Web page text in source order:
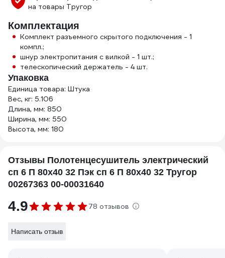
на товары Тругор
Комплектация
Комплект разъемного скрытого подключения - 1
компл.;
шнур электропитания с вилкой - 1 шт.;
телескопический держатель - 4 шт.
Упаковка
Единица товара: Штука
Вес, кг: 5.106
Длина, мм: 850
Ширина, мм: 550
Высота, мм: 180
Отзывы Полотенцесушитель электрический
сп 6 П 80х40 32 Пэк сп 6 П 80х40 32 Тругор
00267363 00-00031640
4.9 78 отзывов
Написать отзыв